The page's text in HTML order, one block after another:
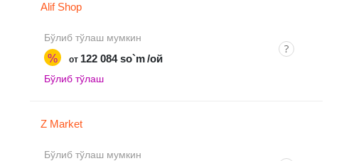
Alif Shop
Бўлиб тўлаш мумкин
% от 122 084 so`m /ой
Бўлиб тўлаш
Z Market
Бўлиб тўлаш мумкин